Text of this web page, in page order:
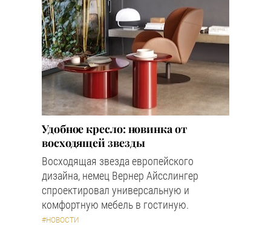
Удобное кресло: новинка от
восходящей звезды
Восходящая звезда европейского
дизайна, немец Вернер Айсслингер
спроектировал универсальную и
комфортную мебель в гостиную.
#НОВОСТИ